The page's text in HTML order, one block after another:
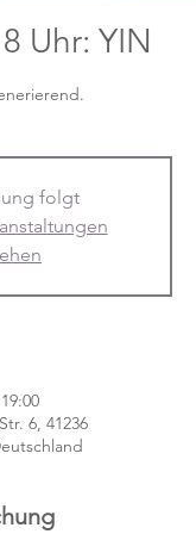
Uhr: YIN
folgt
6, 41236